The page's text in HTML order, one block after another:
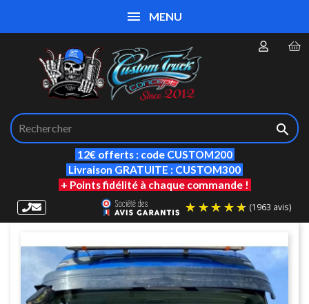

12€ offerts : code CUSTOM200
Livraison GRATUITE : CUSTOM300
+ Points fidélité à chaque commande !
MENU